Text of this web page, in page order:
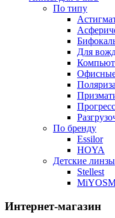
По типу
Для
По бренду
Essilor
HOYA
Детские линзы
Stellest
Интернет-магазин